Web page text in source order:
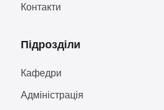
Контакти
Підрозділи
Кафедри
Адміністрація